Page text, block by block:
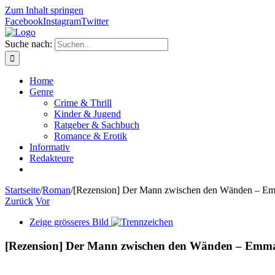
Zum Inhalt springen
FacebookInstagramTwitter
Suche nach:
Home
Genre
Crime & Thrill
Kinder & Jugend
Ratgeber & Sachbuch
Romance & Erotik
Informativ
Redakteure
Startseite/Roman/[Rezension] Der Mann zwischen den Wänden –
Zurück Vor
Zeige grösseres Bild
[Rezension] Der Mann zwischen den Wänden –